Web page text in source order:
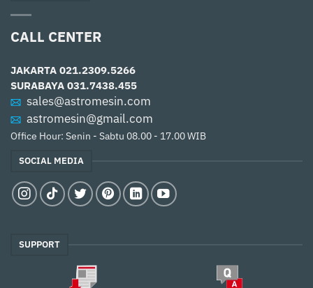
CALL CENTER
JAKARTA 021.2309.5266
SURABAYA 031.7438.455
sales@astromesin.com
astromesin@gmail.com
Office Hour: Senin - Sabtu 08.00 - 17.00 WIB
SOCIAL MEDIA
SUPPORT